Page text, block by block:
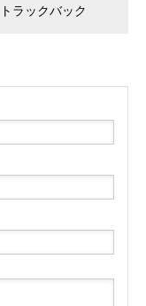
ラックバック